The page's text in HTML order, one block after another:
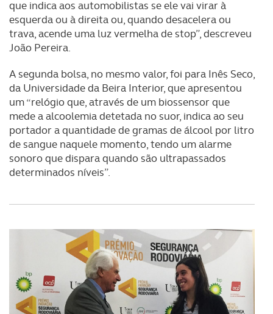
que indica aos automobilistas se ele vai virar à
esquerda ou à direita ou, quando desacelera ou
trava, acende uma luz vermelha de stop”, descreveu
João Pereira.
A segunda bolsa, no mesmo valor, foi para Inês Seco,
da Universidade da Beira Interior, que apresentou
um “relógio que, através de um biossensor que
mede a alcoolemia detetada no suor, indica ao seu
portador a quantidade de gramas de álcool por litro
de sangue naquele momento, tendo um alarme
sonoro que dispara quando são ultrapassados
determinados níveis”.